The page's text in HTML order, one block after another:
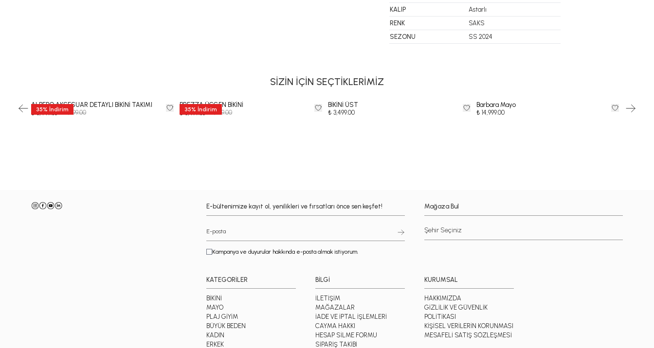
KALIP
Astarlı
RENK
SAKS
SEZONU
SS 2024
SİZİN İÇİN SEÇTİKLERİMİZ
35% İndirim
ALBERO AKSESUAR DETAYLI BİKİNİ TAKIMI
₺ 8,449.35₺ 12,999.00 35% İndirim
BREZZA ÜÇGEN BİKİNİ
₺ 6,499.35₺ 9,999.00
BİKİNİ ÜST
₺ 3,499.00
Barbara Mayo
₺ 14,999.00
Bikini Üst
₺ 3,999.00
E-bültenimize kayıt ol, yenilikleri ve fırsatları önce sen keşfet!
Kampanya ve duyurular hakkında e-posta almak istiyorum.
Mağaza Bul
KATEGORİLER
BİKİNİ
MAYO
PLAJ GİYİM
BÜYÜK BEDEN
KADIN
ERKEK
BİLGİ
İLETİŞİM
MAĞAZALAR
İADE VE İPTAL İŞLEMLERİ
CAYMA HAKKI
HESAP SİLME FORMU
SİPARİŞ TAKİBİ
KURUMSAL
HAKKIMIZDA
GİZLİLİK VE GÜVENLİK
POLİTİKASI
KİŞİSEL VERİLERİN KORUNMASI
MESAFELİ SATIŞ SÖZLEŞMESİ